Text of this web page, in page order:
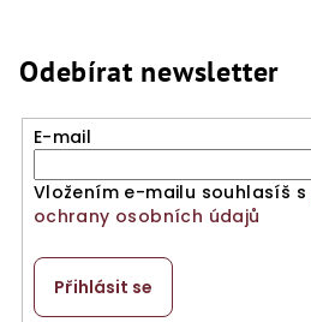
Odebírat newsletter
E-mail
Vložením e-mailu souhlasíš s
ochrany osobních údajů
Přihlásit se